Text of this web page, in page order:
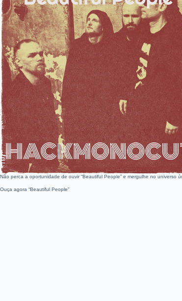
Não perca a oportunidade de ouvir “Beautiful People” e mergulhe no universo
Ouça agora “Beautiful People”